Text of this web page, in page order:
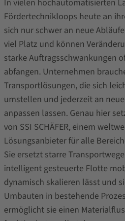
In vielen hochautomatisierten
Fördertechnikloops heute an
sich nur schwer an neue
viel Platz und können
starke Auftragsschwankungen
abfangen. Unternehmen
Transportlösungen, die sich
umstellen und jederzeit an
anpassen lassen. Genau hier
von SSI SCHÄFER, einem
Lösungsanbieter für alle
Sie ersetzt starre
intelligent gesteuerte Flotte
dynamisch skalieren lässt und
Umbauten in bestehende
ermöglicht sie einen